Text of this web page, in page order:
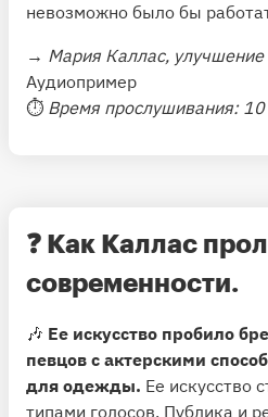
невозможно было бы
→ Мария Каллас,
Аудиопример
⏱ Время прослушивания: 10
❓ Как Каллас
современности.
🎶 Ее искусство пробило
певцов с актерскими
для одежды. Ее искусство
типами голосов. Публика и